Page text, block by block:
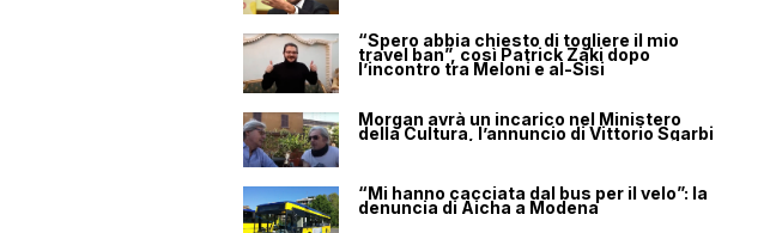
“Spero abbia chiesto di togliere il mio
travel ban”, così Patrick Zaki dopo
l’incontro tra Meloni e al-Sisi
Morgan avrà un incarico nel Ministero
della Cultura, l’annuncio di Vittorio Sgarbi
“Mi hanno cacciata dal bus per il velo”: la
denuncia di Aicha a Modena